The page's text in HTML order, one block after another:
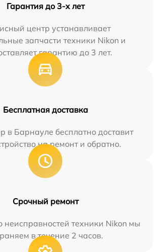
Гарантия до 3-х лет
центр устанавливает
запчасти техники Nikon и
гарантию до 3 лет.
Бесплатная доставка
в Барнауле бесплатно доставит
на ремонт и обратно.
Срочный ремонт
неисправностей техники Nikon мы
в течение 2 часов.